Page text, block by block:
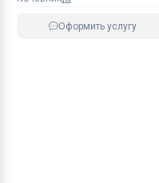
Оформить услугу